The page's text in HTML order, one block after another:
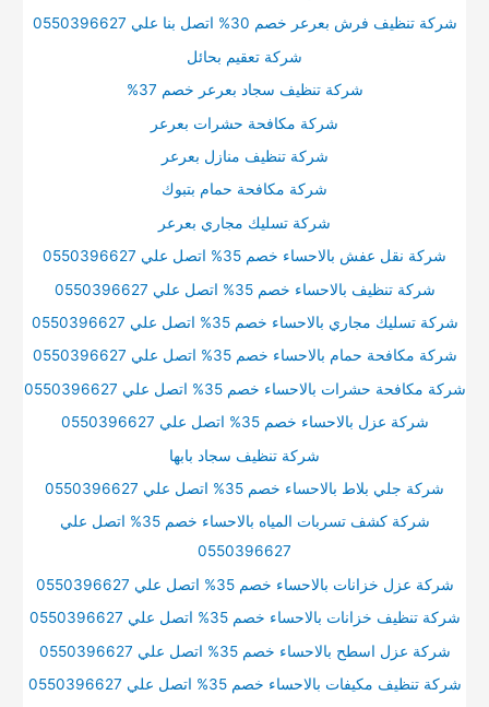
شركة تنظيف فرش بعرعر خصم 30% اتصل بنا علي 0550396627
شركة تعقيم بحائل
شركة تنظيف سجاد بعرعر خصم 37%
شركة مكافحة حشرات بعرعر
شركة تنظيف منازل بعرعر
شركة مكافحة حمام بتبوك
شركة تسليك مجاري بعرعر
شركة نقل عفش بالاحساء خصم 35% اتصل علي 0550396627
شركة تنظيف بالاحساء خصم 35% اتصل علي 0550396627
شركة تسليك مجاري بالاحساء خصم 35% اتصل علي 0550396627
شركة مكافحة حمام بالاحساء خصم 35% اتصل علي 0550396627
شركة مكافحة حشرات بالاحساء خصم 35% اتصل علي 0550396627
شركة عزل بالاحساء خصم 35% اتصل علي 0550396627
شركة تنظيف سجاد بابها
شركة جلي بلاط بالاحساء خصم 35% اتصل علي 0550396627
شركة كشف تسربات المياه بالاحساء خصم 35% اتصل علي
0550396627
شركة عزل خزانات بالاحساء خصم 35% اتصل علي 0550396627
شركة تنظيف خزانات بالاحساء خصم 35% اتصل علي 0550396627
شركة عزل اسطح بالاحساء خصم 35% اتصل علي 0550396627
شركة تنظيف مكيفات بالاحساء خصم 35% اتصل علي 0550396627